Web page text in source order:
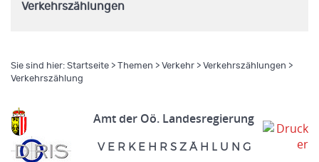
Verkehrszählungen
Sie sind hier: Startseite > Themen > Verkehr > Verkehrszählungen >
Verkehrszählung
Amt der Oö. Landesregierung
V E R K E H R S Z Ä H L U N G